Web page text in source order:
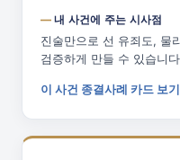
내 사건에 주는 시사점
진술만으로 선 유죄도, 물
검증하게 만들 수 있습니
이 사건 종결사례 카드 보